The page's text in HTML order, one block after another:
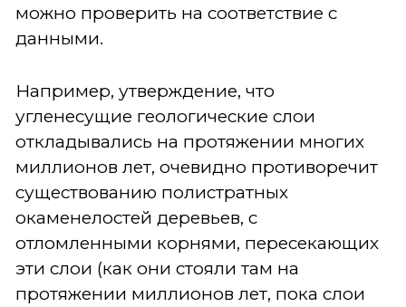
можно проверить на соответствие с
данными.
Например, утверждение, что
угленесущие геологические слои
откладывались на протяжении многих
миллионов лет, очевидно противоречит
существованию полистратных
окаменелостей деревьев, с
отломленными корнями, пересекающих
эти слои (как они стояли там на
протяжении миллионов лет, пока слои